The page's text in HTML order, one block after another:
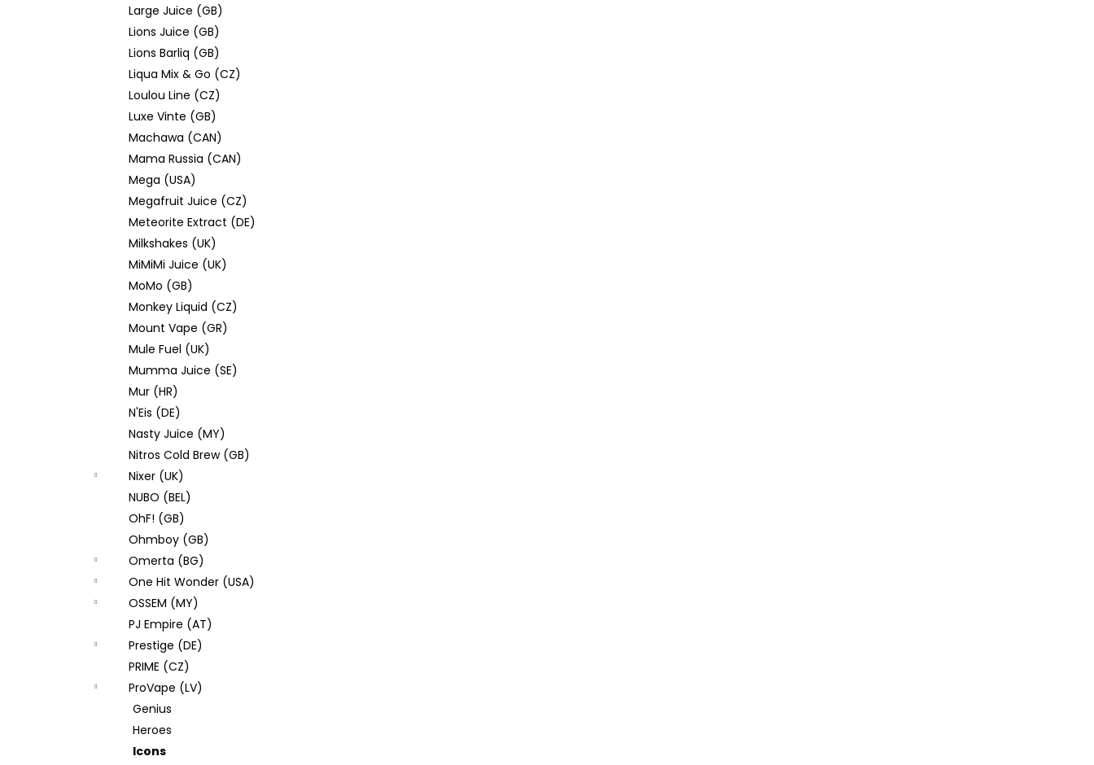
Large Juice (GB)
Lions Juice (GB)
Lions Barliq (GB)
Liqua Mix & Go (CZ)
Loulou Line (CZ)
Luxe Vinte (GB)
Machawa (CAN)
Mama Russia (CAN)
Mega (USA)
Megafruit Juice (CZ)
Meteorite Extract (DE)
Milkshakes (UK)
MiMiMi Juice (UK)
MoMo (GB)
Monkey Liquid (CZ)
Mount Vape (GR)
Mule Fuel (UK)
Mumma Juice (SE)
Mur (HR)
N'Eis (DE)
Nasty Juice (MY)
Nitros Cold Brew (GB)
Nixer (UK)
NUBO (BEL)
OhF! (GB)
Ohmboy (GB)
Omerta (BG)
One Hit Wonder (USA)
OSSEM (MY)
PJ Empire (AT)
Prestige (DE)
PRIME (CZ)
ProVape (LV)
Genius
Heroes
Icons